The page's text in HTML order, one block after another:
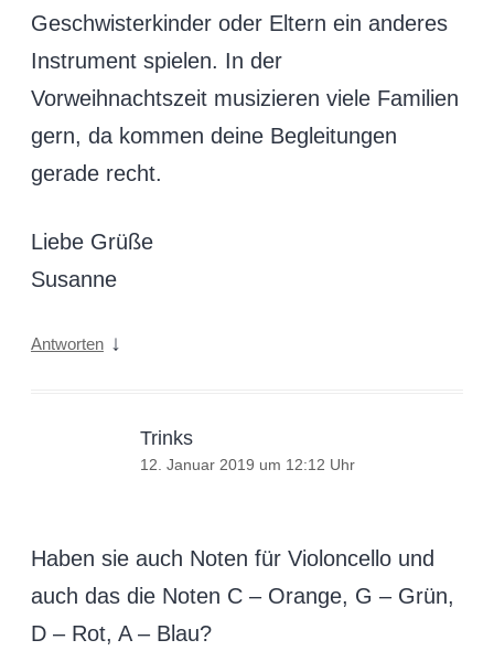
Geschwisterkinder oder Eltern ein anderes
Instrument spielen. In der
Vorweihnachtszeit musizieren viele Familien
gern, da kommen deine Begleitungen
gerade recht.
Liebe Grüße
Susanne
Antworten ↓
Trinks
12. Januar 2019 um 12:12 Uhr
Haben sie auch Noten für Violoncello und
auch das die Noten C – Orange, G – Grün,
D – Rot, A – Blau?